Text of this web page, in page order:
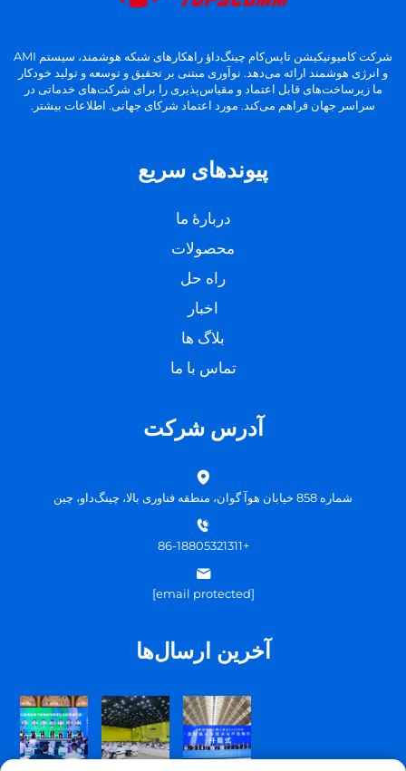
شرکت کامیونیکیشن تاپس‌کام چینگ‌داؤ راهکارهای شبکه هوشمند، سیستم AMI
و انرژی هوشمند ارائه می‌دهد. نوآوری مبتنی بر تحقیق و توسعه و تولید خودکار
ما زیرساخت‌های قابل اعتماد و مقیاس‌پذیری را برای شرکت‌های خدماتی در
سراسر جهان فراهم می‌کند. مورد اعتماد شرکای جهانی. اطلاعات بیشتر.
پیوندهای سریع
دربارهٔ ما
محصولات
راه حل
اخبار
بلاگ ها
تماس با ما
آدرس شرکت
شماره 858 خیابان هوآ گوان، منطقه فناوری بالا، چینگ‌داو، چین
+86-18805321311
[email protected]
آخرین ارسال‌ها